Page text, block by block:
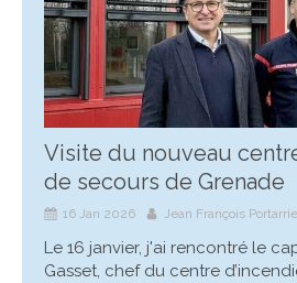
Visite du nouveau
de secours de Grenade
16 Jan 2026 Jean François
Le 16 janvier, j'ai rencontré le
Gasset, chef du centre